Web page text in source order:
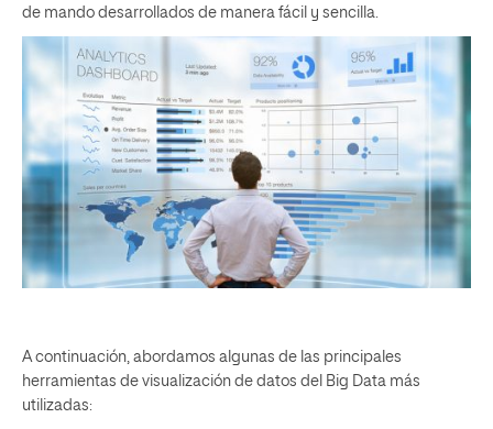
de mando desarrollados de manera fácil y sencilla.
A continuación, abordamos algunas de las principales
herramientas de visualización de datos del Big Data más
utilizadas: